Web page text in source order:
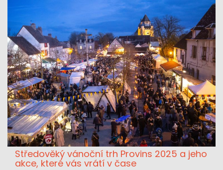
Středověký vánoční trh Provins 2025 a jeho
akce, které vás vrátí v čase